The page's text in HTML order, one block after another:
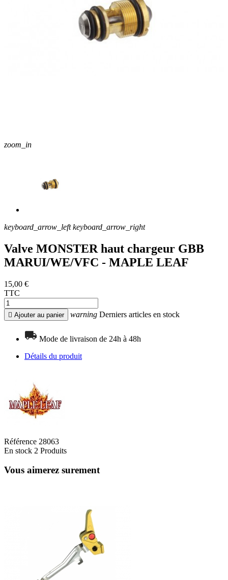
zoom_in
keyboard_arrow_left keyboard_arrow_right
Valve MONSTER haut chargeur GBB
MARUI/WE/VFC - MAPLE LEAF
15,00 €
TTC
 Ajouter au panier warning Derniers articles en stock
Mode de livraison de 24h à 48h
Détails du produit
Référence 28063
En stock 2 Produits
Vous aimerez surement